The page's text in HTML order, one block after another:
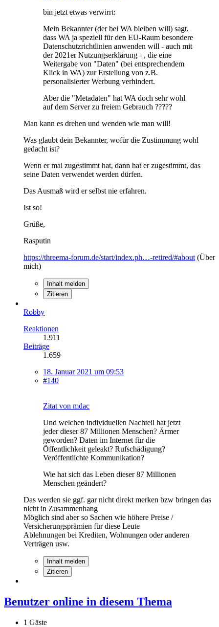
bin jetzt etwas verwirrt:
Mein Bekannter (der bei WA bleiben will) sagt,
dass WA ja speziell für den EU-Raum besondere
Datenschutzrichtlinien anwenden will - auch mit
der 2021er Nutzungserklärung - , die eine
Weitergabe von "Daten" (bei entsprechendem
Klick in WA) zur Erstellung von z.B.
personalisierter Werbung verhindert.
Aber die "Metadaten" hat WA doch sehr wohl
auf dem Server zu freiem Gebrauch ?????
Man kann es drehen und wenden wie man will!
Was glaubt dein Bekannter, wofür die Zustimmung wohl
gedacht ist?
Wenn er mal zugestimmt hat, dann hat er zugestimmt, das
seine Daten verwendet werden dürfen.
Das Ausmaß wird er selbst nie erfahren.
Ist so!
Grüße,
Rasputin
https://threema-forum.de/start/index.ph…-retired/#about (Über
mich)
Inhalt melden
Zitieren
Robby
Reaktionen
1.911
Beiträge
1.659
18. Januar 2021 um 09:53
#140
Zitat von mdac
Und welchen individuellen Nachteil hat jetzt
jeder dieser 87 Millionen Menschen? Ärmer
geworden? Daten im Internet für die
Öffentlichkeit geleakt? Rufschädigung?
Veröffentlichte Kommunikation?
Wie hat sich das Leben dieser 87 Millionen
Menschen geändert?
Das werden sie ggf. gar nicht direkt merken bzw bringen das
nicht in Zusammenhang
Möglich sind aber so Sachen wie höhere Preise /
Versicherungsprämien für diese Leute
Ablehnungen bei Krediten, Wohnungen oder anderen
Verträgen usw.
Inhalt melden
Zitieren
Benutzer online in diesem Thema
1 Gäste